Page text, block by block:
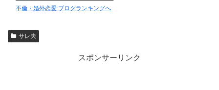
不倫・婚外恋愛 ブログランキングへ
サレ夫
スポンサーリンク